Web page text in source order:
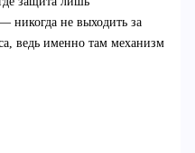
никогда не выходить за
ведь именно там механизм